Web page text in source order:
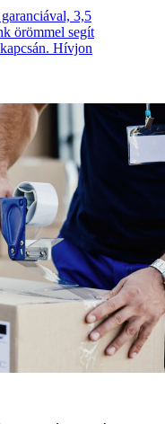
3,5
örömmel segít
Hívjon